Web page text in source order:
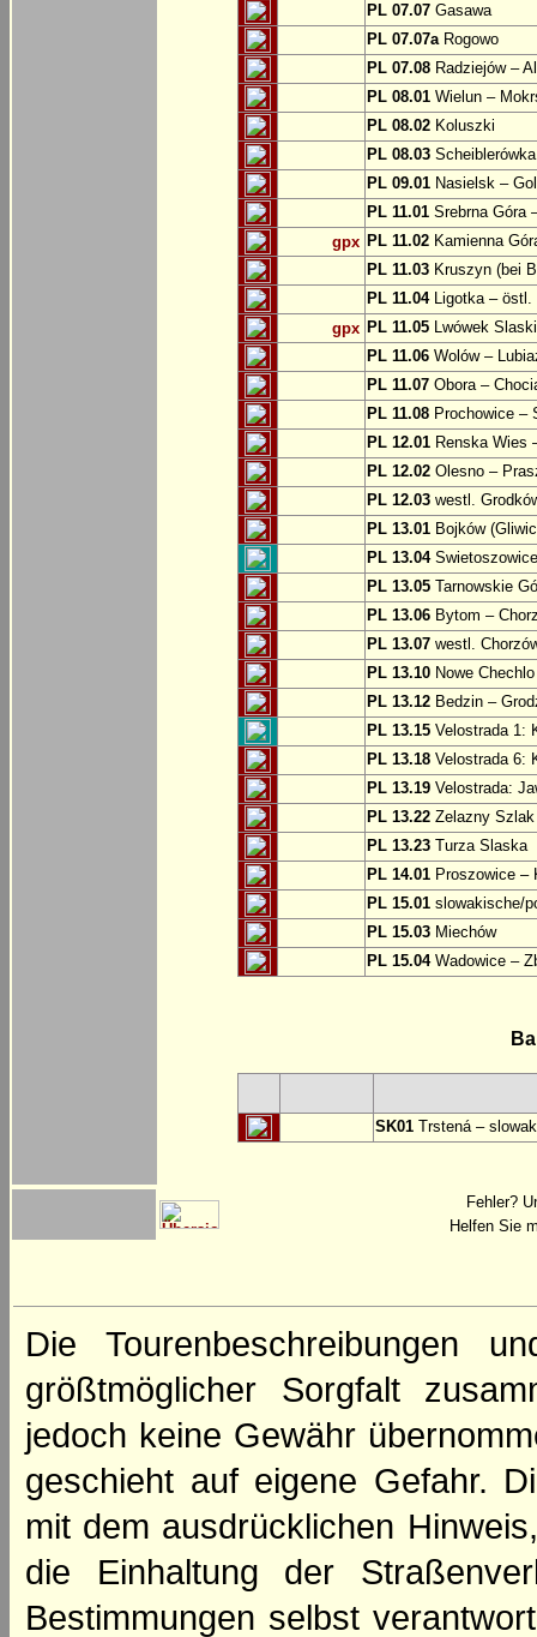
PL 07.07 Gasawa
PL 07.07aRogowo
PL 07.08 Radziejów –
PL 08.01 Wielun –
PL 08.02 Koluszki
PL 08.03
PL 09.01 Nasielsk –
PL 11.01 Srebrna Góra
gpx PL 11.02 Kamienna
PL 11.03 Kruszyn (bei
PL 11.04Ligotka – östl.
gpx PL 11.05 Lwówek
PL 11.06 Wolów –
PL 11.07 Obora –
PL 11.08 Prochowice –
PL 12.01 Renska Wies
PL 12.02 Olesno –
PL 12.03 westl.
PL 13.01 Bojków
PL 13.04
PL 13.05 Tarnowskie
PL 13.06 Bytom –
PL 13.07 westl.
PL 13.10 Nowe
PL 13.12 Bedzin –
PL 13.15 Velostrada 1:
PL 13.18 Velostrada 6:
PL 13.19 Velostrada:
PL 13.22 Zelazny Szlak
PL 13.23 Turza Slaska
PL 14.01 Proszowice –
PL 15.01 slowakische/
PL 15.03 Miechów
PL 15.04Wadowice –
SK01 Trstená –
Fehler?
Helfen Sie
Die Tourenbeschreibungen
größtmöglicher Sorgfalt
jedoch keine Gewähr
geschieht auf eigene Gefahr.
mit dem ausdrücklichen
die Einhaltung der
Bestimmungen selbst